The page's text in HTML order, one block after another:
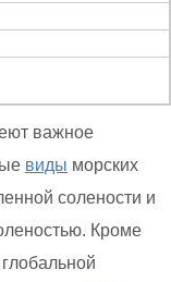
важное
виды морских
солености и
Кроме